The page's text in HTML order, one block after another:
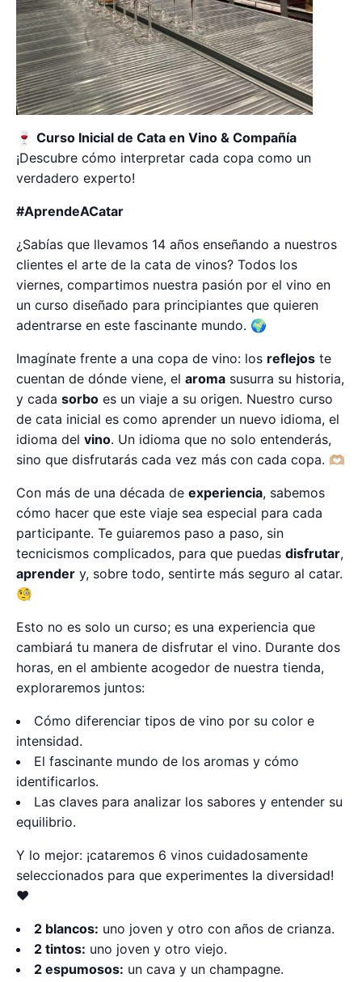
🍷 Curso Inicial de Cata en Vino & Compañía
¡Descubre cómo interpretar cada copa como un
verdadero experto!
#AprendeACatar
¿Sabías que llevamos 14 años enseñando a nuestros
clientes el arte de la cata de vinos? Todos los
viernes, compartimos nuestra pasión por el vino en
un curso diseñado para principiantes que quieren
adentrarse en este fascinante mundo. 🌍
Imagínate frente a una copa de vino: los reflejos te
cuentan de dónde viene, el aroma susurra su historia,
y cada sorbo es un viaje a su origen. Nuestro curso
de cata inicial es como aprender un nuevo idioma, el
idioma del vino. Un idioma que no solo entenderás,
sino que disfrutarás cada vez más con cada copa. 🫶🏼
Con más de una década de experiencia, sabemos
cómo hacer que este viaje sea especial para cada
participante. Te guiaremos paso a paso, sin
tecnicismos complicados, para que puedas disfrutar,
aprender y, sobre todo, sentirte más seguro al catar.
🧐
Esto no es solo un curso; es una experiencia que
cambiará tu manera de disfrutar el vino. Durante dos
horas, en el ambiente acogedor de nuestra tienda,
exploraremos juntos:
Cómo diferenciar tipos de vino por su color e
intensidad.
El fascinante mundo de los aromas y cómo
identificarlos.
Las claves para analizar los sabores y entender su
equilibrio.
Y lo mejor: ¡cataremos 6 vinos cuidadosamente
seleccionados para que experimentes la diversidad!
❤
2 blancos: uno joven y otro con años de crianza.
2 tintos: uno joven y otro viejo.
2 espumosos: un cava y un champagne.